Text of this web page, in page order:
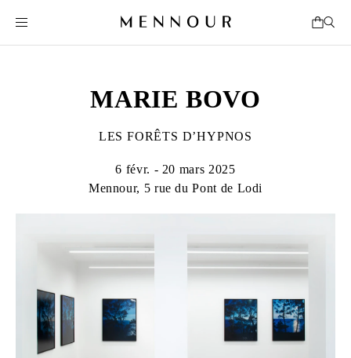
MARIE BOVO
LES FORÊTS D’HYPNOS
6 févr. - 20 mars 2025
Mennour, 5 rue du Pont de Lodi